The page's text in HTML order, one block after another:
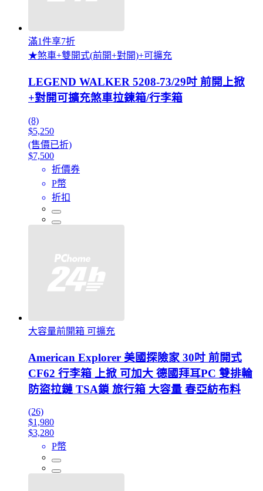
滿1件享7折
★煞車+雙開式(前開+對開)+可擴充
LEGEND WALKER 5208-73/29吋 前開上掀
+對開可擴充煞車拉鍊箱/行李箱
(8)
$5,250
(售價已折)
$7,500
折價券
P幣
折扣
大容量前開箱 可擴充
American Explorer 美國探險家 30吋 前開式
CF62 行李箱 上掀 可加大 德國拜耳PC 雙排輪
防盜拉鏈 TSA鎖 旅行箱 大容量 春亞紡布料
(26)
$1,980
$3,280
P幣